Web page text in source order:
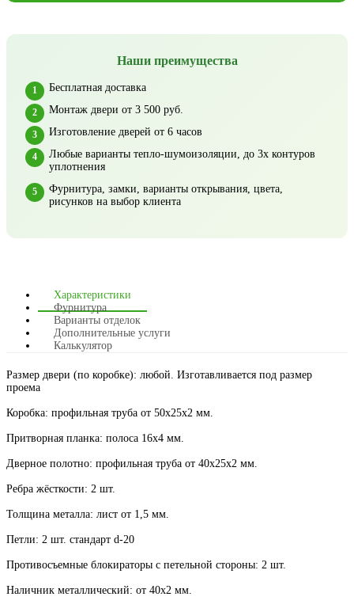
Наши преимущества
Бесплатная доставка
Монтаж двери от 3 500 руб.
Изготовление дверей от 6 часов
Любые варианты тепло-шумоизоляции, до 3х контуров
уплотнения
Фурнитура, замки, варианты открывания, цвета,
рисунков на выбор клиента
Характеристики
Фурнитура
Варианты отделок
Дополнительные услуги
Калькулятор
Размер двери (по коробке): любой. Изготавливается под размер
проема
Коробка: профильная труба от 50х25х2 мм.
Притворная планка: полоса 16х4 мм.
Дверное полотно: профильная труба от 40х25х2 мм.
Ребра жёсткости: 2 шт.
Толщина металла: лист от 1,5 мм.
Петли: 2 шт. стандарт d-20
Противосъемные блокираторы с петельной стороны: 2 шт.
Наличник металлический: от 40х2 мм.